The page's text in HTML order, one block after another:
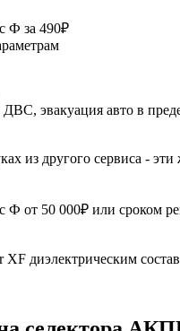
Ф за 490₽
ДВС, эвакуация авто в
из другого сервиса -
от 50 000₽ или сроком
XF диэлектрическим